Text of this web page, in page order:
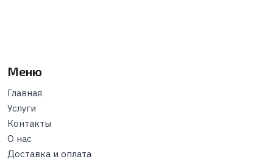
Меню
Главная
Услуги
Контакты
О нас
Доставка и оплата